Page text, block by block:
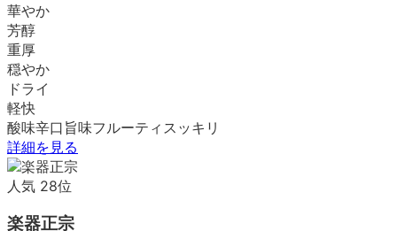
華やか
芳醇
重厚
穏やか
ドライ
軽快
酸味辛口 旨味フルーティ スッキリ
詳細を見る
人気 28位
楽器正宗